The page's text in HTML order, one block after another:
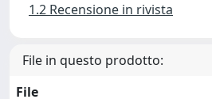
1.2 Recensione in rivista
File in questo prodotto:
File